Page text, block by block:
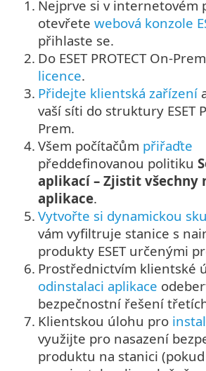
1. Nejprve si v internetovém
otevřete webová konzole
přihlaste se.
2. Do ESET PROTECT On-Prem
licence.
3. Přidejte klientská zařízení
vaší síti do struktury ESET
Prem.
4. Všem počítačům přiřaďte
předdefinovanou politiku
aplikací – Zjistit všechny
aplikace.
5. Vytvořte si dynamickou
vám vyfiltruje stanice s
produkty ESET určenými
6. Prostřednictvím klientské
odinstalaci aplikace
bezpečnostní řešení
7. Klientskou úlohu pro
využijte pro nasazení
produktu na stanici